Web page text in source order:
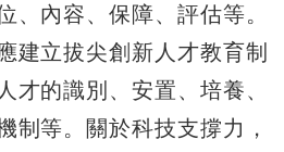
、內容、保障、評估等。
建立拔尖創新人才教育制
才的識別、安置、培養、
制等。關於科技支撐力，